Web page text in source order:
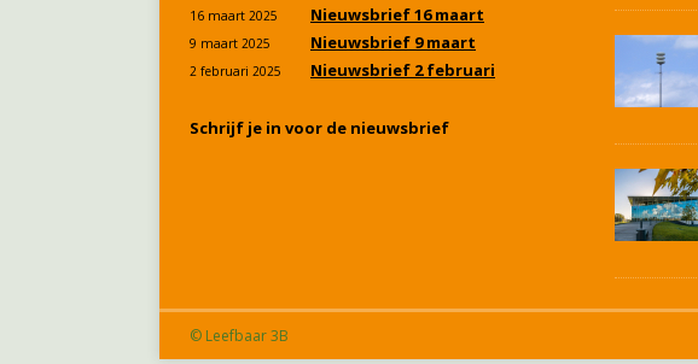
16 maart 2025 Nieuwsbrief 16 maart
9 maart 2025 Nieuwsbrief 9 maart
2 februari 2025 Nieuwsbrief 2 februari
Schrijf je in voor de nieuwsbrief
© Leefbaar 3B